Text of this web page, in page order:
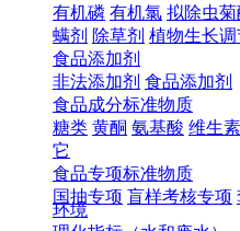
有机磷 有机氯 拟除虫菊
螨剂 除草剂 植物生长调
食品添加剂
非法添加剂 食品添加剂
食品成分标准物质
糖类 黄酮 氨基酸 维生素
它
食品专项标准物质
国抽专项 盲样考核专项
环境